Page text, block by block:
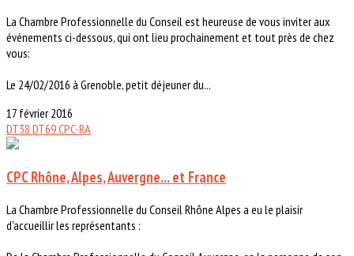
La Chambre Professionnelle du Conseil est heureuse de vous inviter aux
événements ci-dessous, qui ont lieu prochainement et tout près de chez
vous:
Le 24/02/2016 à Grenoble, petit déjeuner du...
17 février 2016
DT38 DT69CPC-RA
CPC Rhône, Alpes, Auvergne... et France
La Chambre Professionnelle du Conseil Rhône Alpes a eu le plaisir
d'accueillir les représentants :